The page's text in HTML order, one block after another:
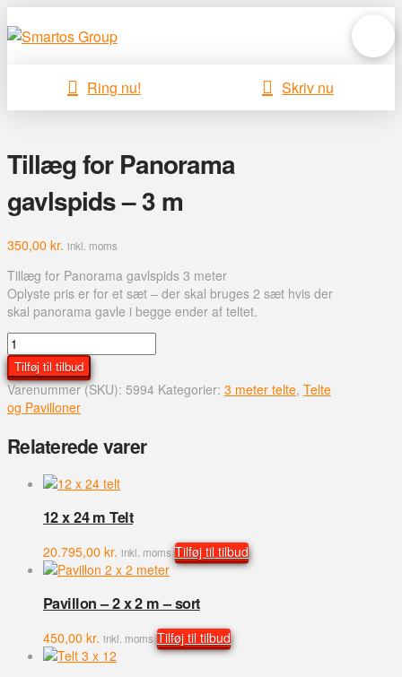
Ring nu! Skriv nu
Tillæg for Panorama
gavlspids – 3 m
350,00 kr. inkl. moms
Tillæg for Panorama gavlspids 3 meter
Oplyste pris er for et sæt – der skal bruges 2 sæt hvis der
skal panorama gavle i begge ender af teltet.
Tillæg
for
Panorama
gavlspids
-
m
Tilføj til tilbud
Varenummer (SKU): 5994 Kategorier: 3 meter telte, Telte
og Pavilloner
Relaterede varer
12 x 24 m Telt
20.795,00 kr. inkl. moms Tilføj til tilbud
Pavillon – 2 x 2 m – sort
450,00 kr. inkl. moms Tilføj til tilbud